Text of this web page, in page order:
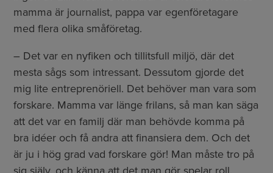
mamma är journalist, pappa var egenföretagare
med flera olika småföretag.
– Det var en nyfiken och tillitsfull miljö, där det
mesta sågs som intressant. Dessutom gjorde det
mig lite entreprenöriell. Det behöver man vara som
forskare. Mamma var länge frilans, så man kan säga
att det var en familj där man behövde komma på
bra idéer och få andra att finansiera dem. Och det
är ju i hög grad vad forskare gör! Man måste tro på